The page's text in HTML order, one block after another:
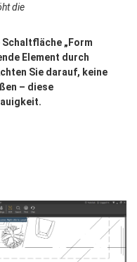
die
Schaltfläche „Form
Element durch
Sie darauf, keine
– diese